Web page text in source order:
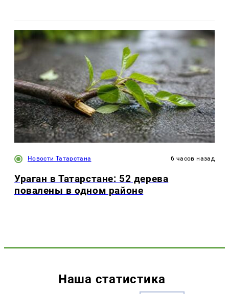
Новости Татарстана 6 часов назад
Ураган в Татарстане: 52 дерева
повалены в одном районе
Наша статистика